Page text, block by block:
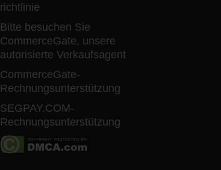
richtlinie
Bitte besuchen Sie
CommerceGate, unsere
autorisierte Verkaufsagent
CommerceGate-
Rechnungsunterstützung
SEGPAY.COM-
Rechnungsunterstützung